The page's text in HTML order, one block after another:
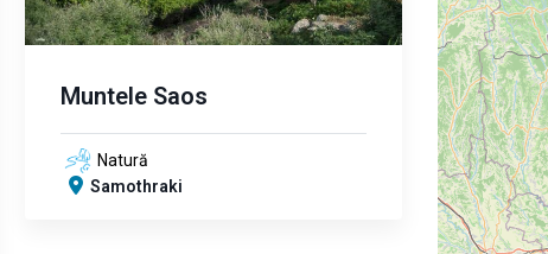
Muntele Saos
Natură
Samothraki